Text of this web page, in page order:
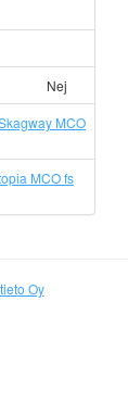
Nej
MCO
MCO fs
Oy